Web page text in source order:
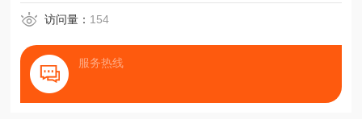
访问量： 154
服务热线